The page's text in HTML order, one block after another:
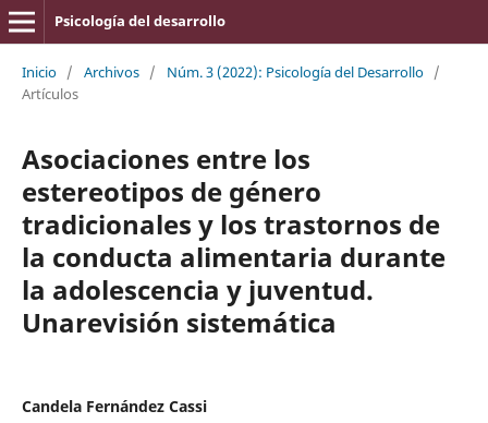
Psicología del desarrollo
Inicio / Archivos / Núm. 3 (2022): Psicología del Desarrollo /
Artículos
Asociaciones entre los
estereotipos de género
tradicionales y los trastornos de
la conducta alimentaria durante
la adolescencia y juventud.
Unarevisión sistemática
Candela Fernández Cassi